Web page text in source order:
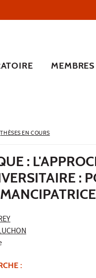
MEMBRES
THÈSES EN COURS
:
:
: